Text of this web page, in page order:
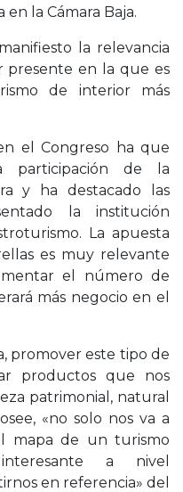
la Cámara Baja.
la relevancia
presente en la que es
de interior más
el Congreso ha que
participación de la
y ha destacado las
la institución
La apuesta
es muy relevante
el número de
más negocio en el
promover este tipo de
productos que nos
patrimonial, natural
«no solo nos va a
mapa de un turismo
a nivel
en referencia» del